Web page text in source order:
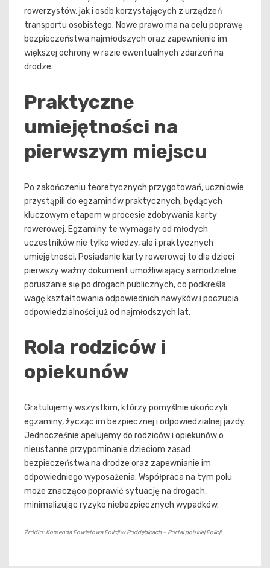
rowerzystów, jak i osób korzystających z urządzeń
transportu osobistego. Nowe prawo ma na celu poprawę
bezpieczeństwa najmłodszych oraz zapewnienie im
większej ochrony w razie ewentualnych zdarzeń na
drodze.
Praktyczne
umiejętności na
pierwszym miejscu
Po zakończeniu teoretycznych przygotowań, uczniowie
przystąpili do egzaminów praktycznych, będących
kluczowym etapem w procesie zdobywania karty
rowerowej. Egzaminy te wymagały od młodych
uczestników nie tylko wiedzy, ale i praktycznych
umiejętności. Posiadanie karty rowerowej to dla dzieci
pierwszy ważny dokument umożliwiający samodzielne
poruszanie się po drogach publicznych, co podkreśla
wagę kształtowania odpowiednich nawyków i poczucia
odpowiedzialności już od najmłodszych lat.
Rola rodziców i
opiekunów
Gratulujemy wszystkim, którzy pomyślnie ukończyli
egzaminy, życząc im bezpiecznej i odpowiedzialnej jazdy.
Jednocześnie apelujemy do rodziców i opiekunów o
nieustanne przypominanie dzieciom zasad
bezpieczeństwa na drodze oraz zapewnianie im
odpowiedniego wyposażenia. Współpraca na tym polu
może znacząco poprawić sytuację na drogach,
minimalizując ryzyko niebezpiecznych wypadków.
Źródło: Komenda Powiatowa Policji w Poddębicach – Portal polskiej Policji